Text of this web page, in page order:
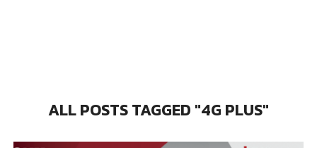
ALL POSTS TAGGED "4G PLUS"